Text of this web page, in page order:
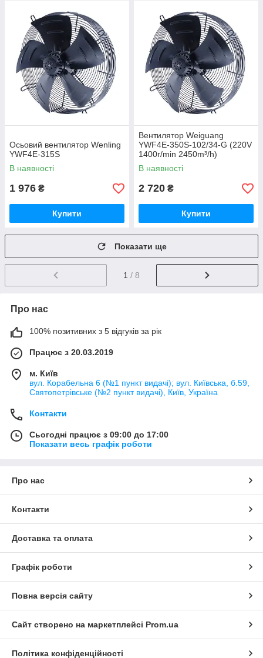
Осьовий вентилятор Wenling
YWF4E-315S
В наявності
1 976 ₴
Купити
Вентилятор Weiguang
YWF4E-350S-102/34-G (220V
1400r/min 2450m³/h)
В наявності
2 720 ₴
Купити
Показати ще
1 / 8
Про нас
100% позитивних з 5 відгуків за рік
Працює з 20.03.2019
м. Київ
вул. Корабельна 6 (№1 пункт видачі); вул. Київська, б.59,
Святопетрівське (№2 пункт видачі), Київ, Україна
Контакти
Сьогодні працює з 09:00 до 17:00
Показати весь графік роботи
Про нас
Контакти
Доставка та оплата
Графік роботи
Повна версія сайту
Сайт створено на маркетплейсі Prom.ua
Політика конфіденційності